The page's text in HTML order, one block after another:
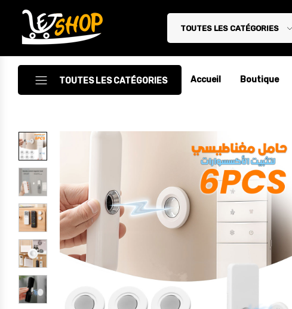
Letshop.dz
TOUTES LES CATÉGORIES
TOUTES LES CATÉGORIES
Accessoires
Accessoires Auto/Moto
Accessoires PC
Camping & Randonnée
Cuisine
Décoration
Electroménager
Électronique
Jouets
Accueil Boutique